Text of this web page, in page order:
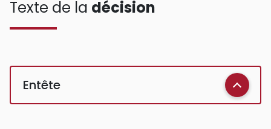
Texte de la décision
Entête